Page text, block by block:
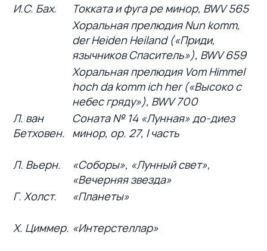
И.С. Бах.
Токката и фуга ре минор, BWV 565
Хоральная прелюдия Nun komm,
der Heiden Heiland («Приди,
язычников Спаситель»), BWV 659
Хоральная прелюдия Vom Himmel
hoch da komm ich her («Высоко с
небес гряду»), BWV 700
Л. ван
Бетховен.
Соната № 14 «Лунная» до-диез
минор, op. 27, I часть
Л. Вьерн.
«Соборы», «Лунный свет»,
«Вечерняя звезда»
Г. Холст.
«Планеты»
Х. Циммер. «Интерстеллар»